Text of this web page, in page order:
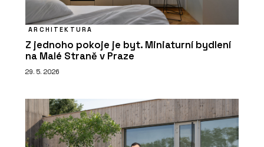
ARCHITEKTURA
Z jednoho pokoje je byt. Miniaturní bydlení
na Malé Straně v Praze
29. 5. 2026